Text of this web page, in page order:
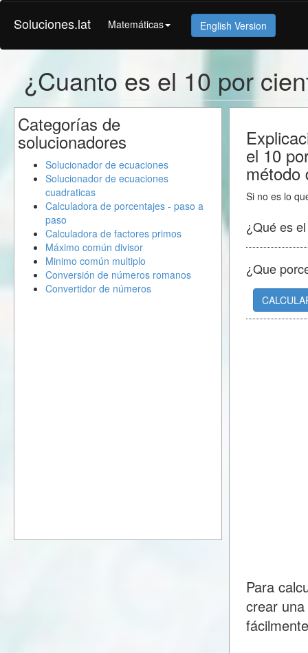
Soluciones.lat Matemáticas English Version
¿Cuanto es el 10 por
el 10
método
Si no es lo
¿Qué es
¿Que
Para
crear
Categorías de
solucionadores
Solucionador de ecuaciones
Solucionador de ecuaciones
cuadraticas
Calculadora de porcentajes - paso a
paso
Calculadora de factores primos
Máximo común divisor
Minimo común multiplo
Conversión de números romanos
Convertidor de números